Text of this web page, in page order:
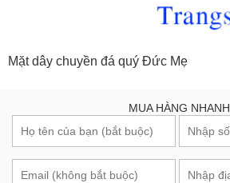
Mặt dây chuyền đá quý Đức Mẹ
MUA HÀNG NHANH